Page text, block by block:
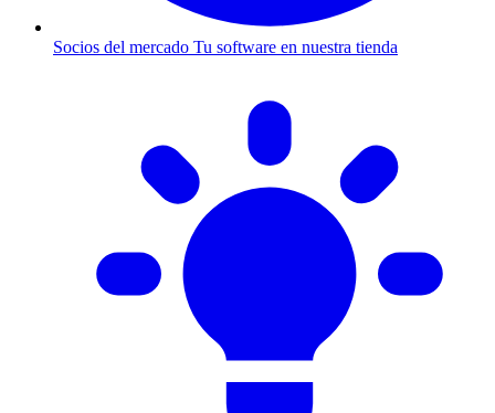
Socios del mercado Tu software en nuestra tienda